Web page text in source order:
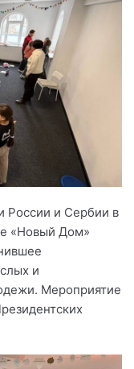
России и Сербии в
«Новый Дом»
и
Мероприятие